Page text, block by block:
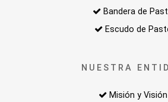
Bandera de
Escudo de
NUESTRA
Misión y Visión